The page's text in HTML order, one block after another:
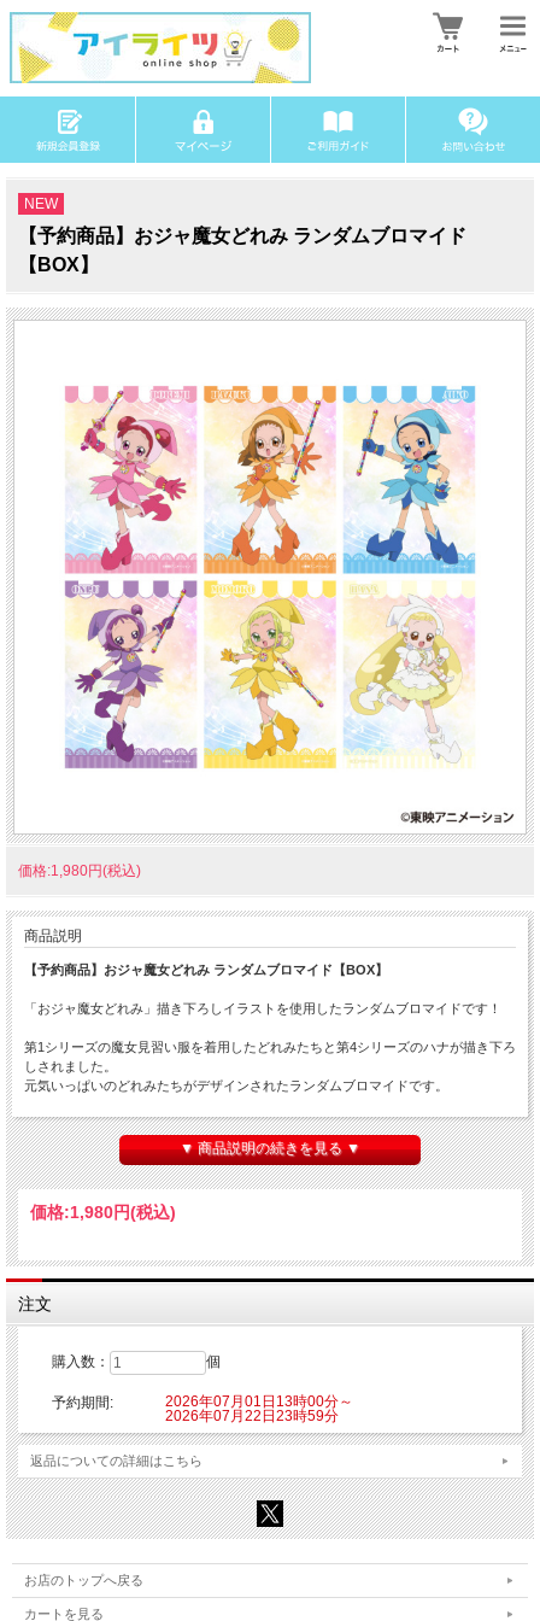
NEW
【予約商品】おジャ魔女どれみ ランダムブロマイド
【BOX】
価格:1,980円(税込)
商品説明
【予約商品】おジャ魔女どれみ ランダムブロマイド【BOX】
「おジャ魔女どれみ」描き下ろしイラストを使用したランダムブロマイドです！
第1シリーズの魔女見習い服を着用したどれみたちと第4シリーズのハナが描き下ろ
しされました。
元気いっぱいのどれみたちがデザインされたランダムブロマイドです。
※柄は全6種あります。
※1パックの中にはランダムで1種が封入されています。
※1BOXご購入いただくと全種揃います。
【発送予定】
2026年9月中旬頃より随時発送となります。
■種類：6種
■販売形態:トレーディング仕様
■サイズ：約W89mm×H127mm
■素材：紙
【ご注意】
※こちらの商品はご注文時にクレジットカード決済承認（課金）を行います。予め
ご了承ください。
※他の商品を一緒にご購入した場合もご注文時にカード決済承認（課金）を行いま
す。
※受注生産商品のため、お申込み後のキャンセルはできません。予めご了承くださ
い。
※他商品と一緒に購入した場合、予約商品と一緒に発送となります。
© 東映アニメーション
▼ 商品説明の続きを見る ▼
価格:1,980円(税込)
注文
購入数： 個
予約期間:
2026年07月01日13時00分～
2026年07月22日23時59分
返品についての詳細はこちら
お店のトップへ戻る
カートを見る